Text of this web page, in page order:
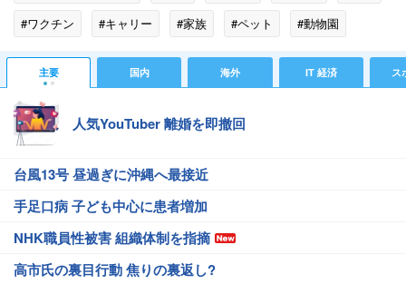
#ワクチン
#キャリー #家族 #ペット #動物園
主要 国内 海外 IT 経済 ス
人気YouTuber 離婚を即撤回
台風13号 昼過ぎに沖縄へ最接近
手足口病 子ども中心に患者増加
NHK職員性被害 組織体制を指摘
高市氏の裏目行動 焦りの裏返し?